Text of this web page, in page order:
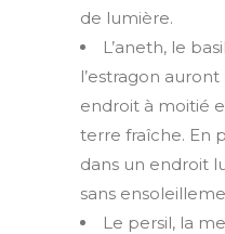
de lumière.
L’aneth, le
l’estragon auront
endroit à moitié
terre fraîche. En
dans un endroit
sans
Le persil, la